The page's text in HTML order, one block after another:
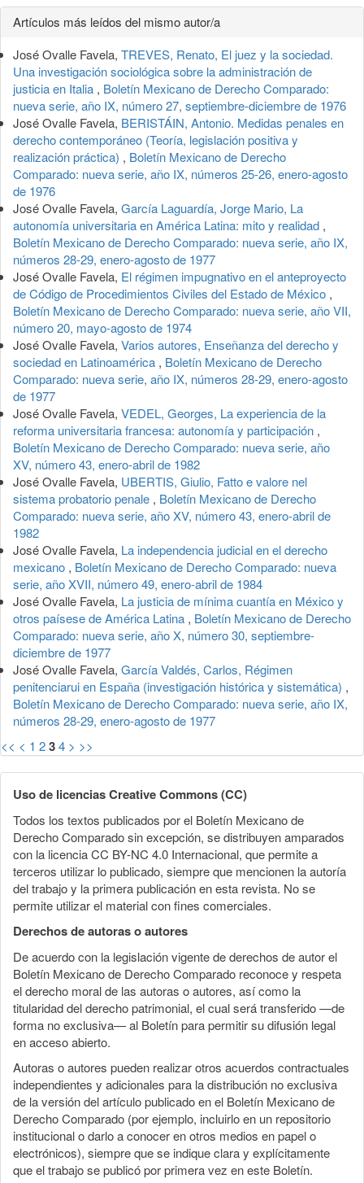
Detalles
del
artículo
Artículos más leídos del mismo autor/a
José Ovalle Favela, TREVES, Renato, El juez y la sociedad.
Una investigación sociológica sobre la administración de
justicia en Italia , Boletín Mexicano de Derecho Comparado:
nueva serie, año IX, número 27, septiembre-diciembre de 1976
José Ovalle Favela, BERISTÁIN, Antonio. Medidas penales en
derecho contemporáneo (Teoría, legislación positiva y
realización práctica) , Boletín Mexicano de Derecho
Comparado: nueva serie, año IX, números 25-26, enero-agosto
de 1976
José Ovalle Favela, García Laguardía, Jorge Mario, La
autonomía universitaria en América Latina: mito y realidad ,
Boletín Mexicano de Derecho Comparado: nueva serie, año IX,
números 28-29, enero-agosto de 1977
José Ovalle Favela, El régimen impugnativo en el anteproyecto
de Código de Procedimientos Civiles del Estado de México ,
Boletín Mexicano de Derecho Comparado: nueva serie, año VII,
número 20, mayo-agosto de 1974
José Ovalle Favela, Varios autores, Enseñanza del derecho y
sociedad en Latinoamérica , Boletín Mexicano de Derecho
Comparado: nueva serie, año IX, números 28-29, enero-agosto
de 1977
José Ovalle Favela, VEDEL, Georges, La experiencia de la
reforma universitaria francesa: autonomía y participación ,
Boletín Mexicano de Derecho Comparado: nueva serie, año
XV, número 43, enero-abril de 1982
José Ovalle Favela, UBERTIS, Giulio, Fatto e valore nel
sistema probatorio penale , Boletín Mexicano de Derecho
Comparado: nueva serie, año XV, número 43, enero-abril de
1982
José Ovalle Favela, La independencia judicial en el derecho
mexicano , Boletín Mexicano de Derecho Comparado: nueva
serie, año XVII, número 49, enero-abril de 1984
José Ovalle Favela, La justicia de mínima cuantía en México y
otros paísese de América Latina , Boletín Mexicano de Derecho
Comparado: nueva serie, año X, número 30, septiembre-
diciembre de 1977
José Ovalle Favela, García Valdés, Carlos, Régimen
penitenciarui en España (investigación histórica y sistemática) ,
Boletín Mexicano de Derecho Comparado: nueva serie, año IX,
números 28-29, enero-agosto de 1977
<< < 1 234 > >>
Uso de licencias Creative Commons (CC)
Todos los textos publicados por el Boletín Mexicano de
Derecho Comparado sin excepción, se distribuyen amparados
con la licencia CC BY-NC 4.0 Internacional, que permite a
terceros utilizar lo publicado, siempre que mencionen la autoría
del trabajo y la primera publicación en esta revista. No se
permite utilizar el material con fines comerciales.
Derechos de autoras o autores
De acuerdo con la legislación vigente de derechos de autor el
Boletín Mexicano de Derecho Comparado reconoce y respeta
el derecho moral de las autoras o autores, así como la
titularidad del derecho patrimonial, el cual será transferido —de
forma no exclusiva— al Boletín para permitir su difusión legal
en acceso abierto.
Autoras o autores pueden realizar otros acuerdos contractuales
independientes y adicionales para la distribución no exclusiva
de la versión del artículo publicado en el Boletín Mexicano de
Derecho Comparado (por ejemplo, incluirlo en un repositorio
institucional o darlo a conocer en otros medios en papel o
electrónicos), siempre que se indique clara y explícitamente
que el trabajo se publicó por primera vez en este Boletín.